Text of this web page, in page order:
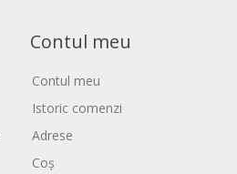
Contul meu
Contul meu
Istoric comenzi
Adrese
Coș